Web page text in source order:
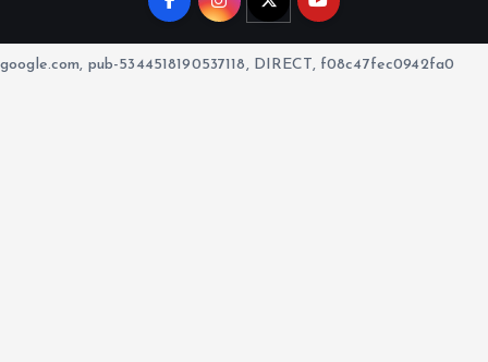
google.com, pub-5344518190537118, DIRECT, f08c47fec0942fa0